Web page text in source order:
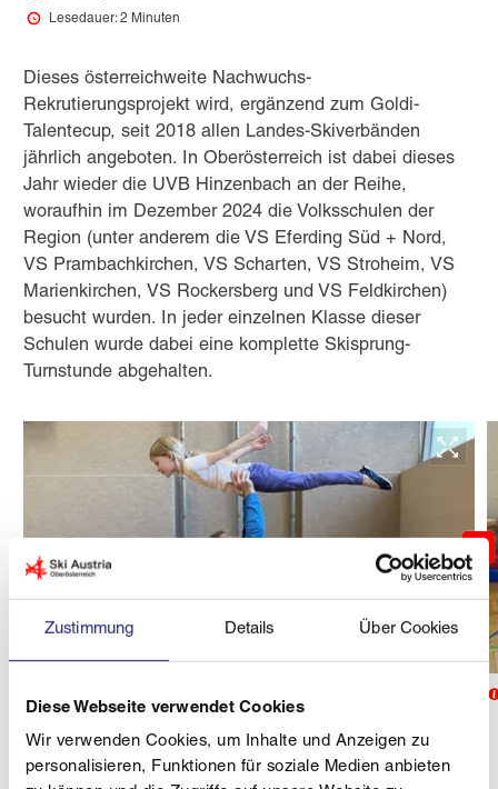
Zustimmung Details Über Cookies
Diese Webseite verwendet Cookies
Wir verwenden Cookies, um Inhalte und Anzeigen zu
personalisieren, Funktionen für soziale Medien anbieten
Lesedauer: 2 Minuten
Dieses österreichweite Nachwuchs-
Rekrutierungsprojekt wird, ergänzend zum Goldi-
Talentecup, seit 2018 allen Landes-Skiverbänden
jährlich angeboten. In Oberösterreich ist dabei dieses
Jahr wieder die UVB Hinzenbach an der Reihe,
woraufhin im Dezember 2024 die Volksschulen der
Region (unter anderem die VS Eferding Süd + Nord,
VS Prambachkirchen, VS Scharten, VS Stroheim, VS
Marienkirchen, VS Rockersberg und VS Feldkirchen)
besucht wurden. In jeder einzelnen Klasse dieser
Schulen wurde dabei eine komplette Skisprung-
Turnstunde abgehalten.
Das Kinder-Schanzenfest selber wird am Sonntag,
dem 29. Dezember 2024 von 10:00 - 12:00 Uhr in der